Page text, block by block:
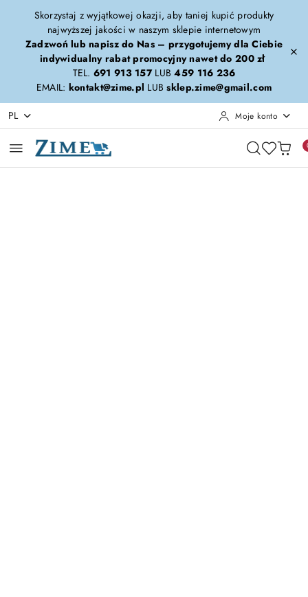
Przejdź do treści głównej
Przejdź do wyszukiwarki
Przejdź do moje konto
Przejdź do menu głównego
Przejdź do opisu produktu
Przejdź do stopki
Skorzystaj z wyjątkowej okazji, aby taniej kupić produkty
najwyższej jakości w naszym sklepie internetowym
Zadzwoń lub napisz do Nas – przygotujemy dla Ciebie
indywidualny rabat promocyjny nawet do 200 zł
TEL. 691 913 157LUB459 116 236
EMAIL: kontakt@zime.pl LUBsklep.zime@gmail.com
PL Moje konto